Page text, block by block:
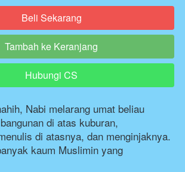
`Beli Sekarang
`
Tambah ke Keranjang
`Hubungi CS
Nabi melarang umat beliau
di atas kuburan,
di atasnya, dan menginjaknya.
kaum Muslimin yang